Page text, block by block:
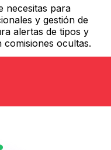
necesitas para
y gestión de
alertas de tipos y
ocultas.